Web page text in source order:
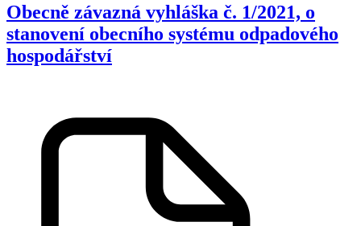
Obecně závazná vyhláška č. 1/2021, o
stanovení obecního systému odpadového
hospodářství